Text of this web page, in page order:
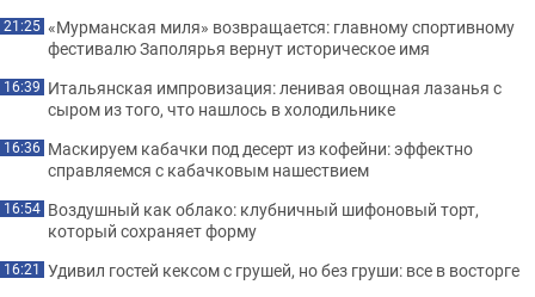
21:25 «Мурманская миля» возвращается: главному спортивному
фестивалю Заполярья вернут историческое имя
16:39 Итальянская импровизация: ленивая овощная лазанья с
сыром из того, что нашлось в холодильнике
16:36 Маскируем кабачки под десерт из кофейни: эффектно
справляемся с кабачковым нашествием
16:54 Воздушный как облако: клубничный шифоновый торт,
который сохраняет форму
16:21 Удивил гостей кексом с грушей, но без груши: все в восторге